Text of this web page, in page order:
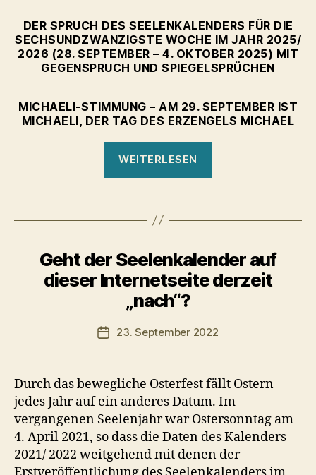
DER SPRUCH DES SEELENKALENDERS FÜR DIE
SECHSUNDZWANZIGSTE WOCHE IM JAHR 2025/
2026 (28. SEPTEMBER – 4. OKTOBER 2025) MIT
GEGENSPRUCH UND SPIEGELSPRÜCHEN
MICHAELI-STIMMUNG – AM 29. SEPTEMBER IST
MICHAELI, DER TAG DES ERZENGELS MICHAEL
WEITERLESEN
Kategorien
Geht der Seelenkalender auf
dieser Internetseite derzeit
„nach“?
Veröffentlichungsdatum
23. September 2022
Durch das bewegliche Osterfest fällt Ostern
jedes Jahr auf ein anderes Datum. Im
vergangenen Seelenjahr war Ostersonntag am
4. April 2021, so dass die Daten des Kalenders
2021/ 2022 weitgehend mit denen der